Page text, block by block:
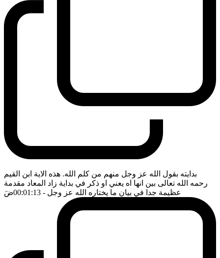
بدايته بقول الله عز وجل منهم من كلم الله. هذه الاية ابن القيم
رحمه الله تعالى بين انها اه يعني او ذكر في بداية زاد المعاد مقدمة
عظيمة جدا في بيان ما يختاره الله عز وجل - 00:01:13 ضَ